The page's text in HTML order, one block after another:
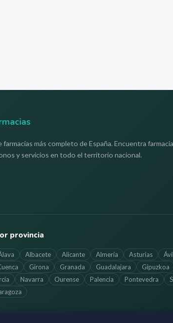
más completo de España. Encuentra
y servicios en todo el territorio nacional.
provincia
Albacete Alicante Almería Asturias
Girona Granada Guadalajara Gipuzkoa
Navarra Ourense Palencia Pontevedra